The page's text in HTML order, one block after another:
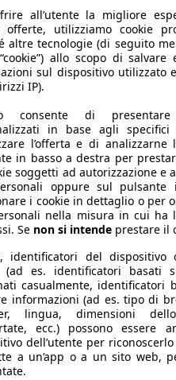
all’utente la migliore
offerte, utilizziamo cookie
altre tecnologie (di seguito
allo scopo di
sul dispositivo utilizzato
IP).
consente di
in base agli specifici
l’offerta e di analizzarne
in basso a destra per
soggetti ad autorizzazione e
oppure sul
i cookie in dettaglio o per
nella misura in cui ha
Se non si intende prestare il
identificatori del dispositivo
(ad es. identificatori basati
casualmente, identificatori
informazioni (ad es. tipo di
lingua, dimensioni
ecc.) possono essere
dell’utente per
a un’app o a un sito web,